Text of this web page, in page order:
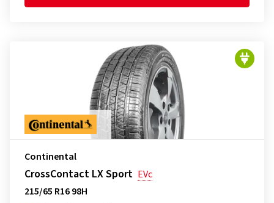
Continental
CrossContact LX Sport EVc
215/65 R16 98H